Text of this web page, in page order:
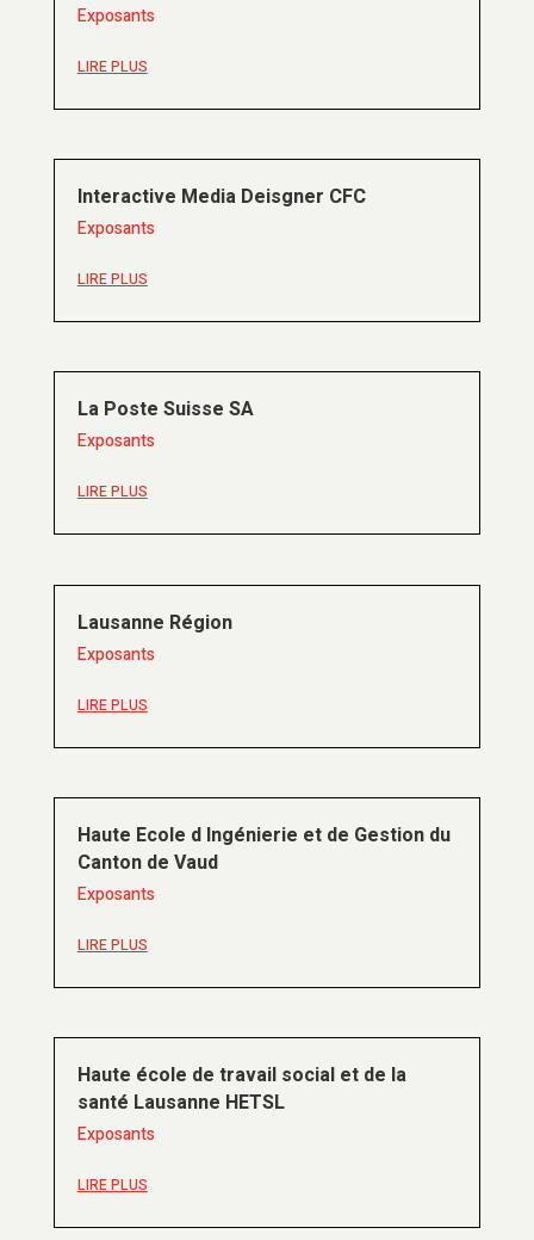
Exposants
LIRE PLUS
Interactive Media Deisgner CFC
Exposants
LIRE PLUS
La Poste Suisse SA
Exposants
LIRE PLUS
Lausanne Région
Exposants
LIRE PLUS
Haute Ecole d Ingénierie et de Gestion du
Canton de Vaud
Exposants
LIRE PLUS
Haute école de travail social et de la
santé Lausanne HETSL
Exposants
LIRE PLUS